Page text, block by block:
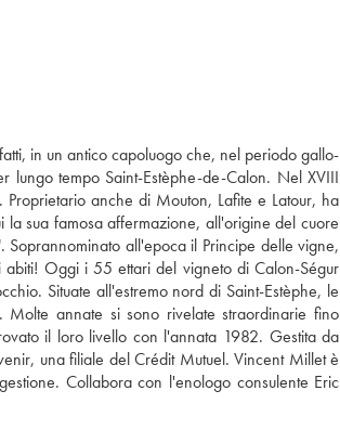
in un antico capoluogo che, nel periodo gallo-
tempo Saint-Estèphe-de-Calon. Nel XVIII
anche di Mouton, Lafite e Latour, ha
la sua famosa affermazione, all'origine del cuore
all'epoca il Principe delle vigne,
Oggi i 55 ettari del vigneto di Calon-Ségur
Situate all'estremo nord di Saint-Estèphe, le
annate si sono rivelate straordinarie fino
il loro livello con l'annata 1982. Gestita da
una filiale del Crédit Mutuel. Vincent Millet è
Collabora con l'enologo consulente Eric